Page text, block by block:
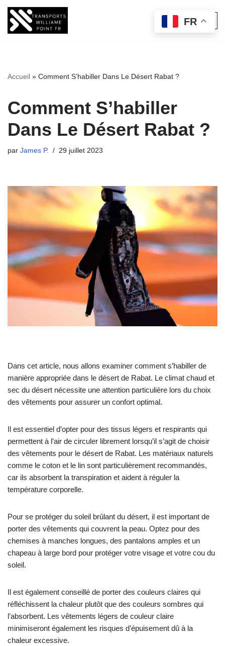
Aller
Accueil » Comment S’habiller Dans Le Désert Rabat ?
Comment S’habiller
Dans Le Désert Rabat ?
par James P. 29 juillet 2023
Dans cet article, nous allons examiner comment s’habiller de
manière appropriée dans le désert de Rabat. Le climat chaud et
sec du désert nécessite une attention particulière lors du choix
des vêtements pour assurer un confort optimal.
Il est essentiel d’opter pour des tissus légers et respirants qui
permettent à l’air de circuler librement lorsqu’il s’agit de choisir
des vêtements pour le désert de Rabat. Les matériaux naturels
comme le coton et le lin sont particulièrement recommandés,
car ils absorbent la transpiration et aident à réguler la
température corporelle.
Pour se protéger du soleil brûlant du désert, il est important de
porter des vêtements qui couvrent la peau. Optez pour des
chemises à manches longues, des pantalons amples et un
chapeau à large bord pour protéger votre visage et votre cou du
soleil.
Il est également conseillé de porter des couleurs claires qui
réfléchissent la chaleur plutôt que des couleurs sombres qui
l’absorbent. Les vêtements légers de couleur claire
minimiseront également les risques d’épuisement dû à la
chaleur excessive.
FR